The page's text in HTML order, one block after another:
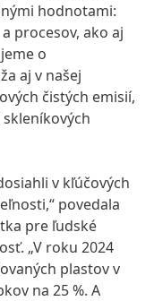
hodnotami:
procesov, ako aj
o
aj v našej
čistých emisií,
v kľúčových
povedala
pre ľudské
„V roku 2024
plastov v
na 25 %. A